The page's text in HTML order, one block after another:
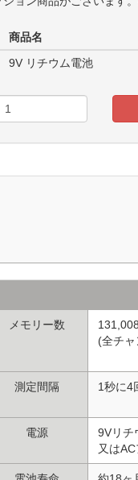
商品名
9V リチウム電池
メモリー数
(全チ
測定間隔 1秒に4
電源
9Vリチ
又は